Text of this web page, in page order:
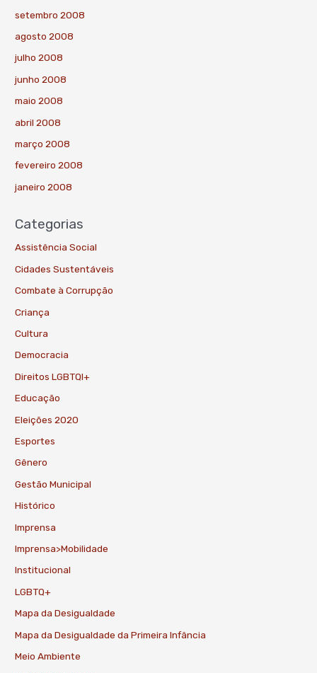
setembro 2008
agosto 2008
julho 2008
junho 2008
maio 2008
abril 2008
março 2008
fevereiro 2008
janeiro 2008
Categorias
Assistência Social
Cidades Sustentáveis
Combate à Corrupção
Criança
Cultura
Democracia
Direitos LGBTQI+
Educação
Eleições 2020
Esportes
Gênero
Gestão Municipal
Histórico
Imprensa
Imprensa>Mobilidade
Institucional
LGBTQ+
Mapa da Desigualdade
Mapa da Desigualdade da Primeira Infância
Meio Ambiente